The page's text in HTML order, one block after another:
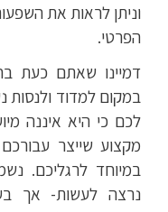
וניתן לראות את
הפרטי.
דמיינו שאתם כעת
במקום למדוד
לכם כי היא איננה
מקצוע שייצר
במיוחד לרגליכם.
נרצה לעשות- אך